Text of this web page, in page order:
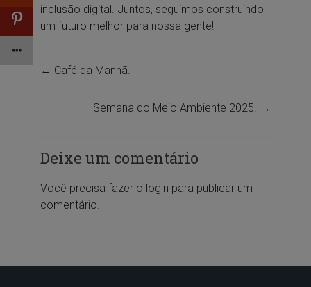
inclusão digital. Juntos, seguimos construindo
um futuro melhor para nossa gente!
← Café da Manhã.
Semana do Meio Ambiente 2025. →
Deixe um comentário
Você precisa fazer o login para publicar um
comentário.